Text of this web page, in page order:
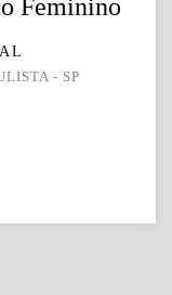
Feminino
- SP